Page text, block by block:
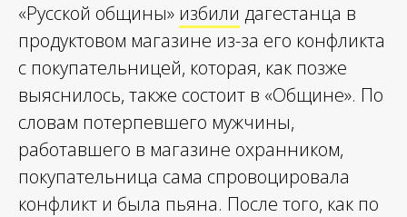
«Русской общины» избили дагестанца в
продуктовом магазине из-за его конфликта
с покупательницей, которая, как позже
выяснилось, также состоит в «Общине». По
словам потерпевшего мужчины,
работавшего в магазине охранником,
покупательница сама спровоцировала
конфликт и была пьяна. После того, как по